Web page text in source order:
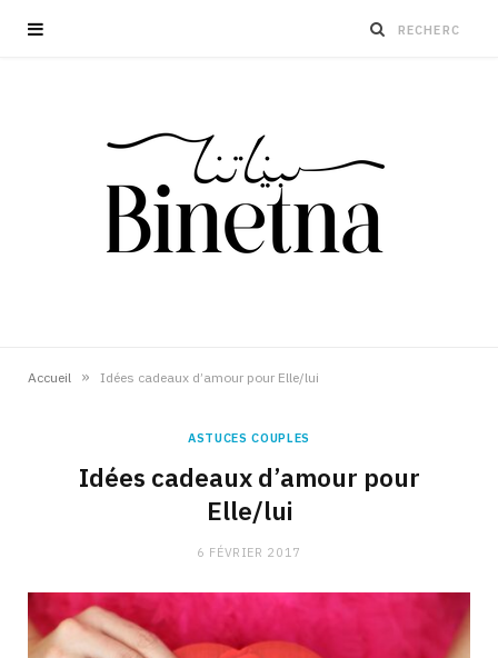
Accueil » Idées cadeaux d’amour pour Elle/lui
ASTUCES COUPLES
Idées cadeaux d’amour pour
Elle/lui
6 FÉVRIER 2017